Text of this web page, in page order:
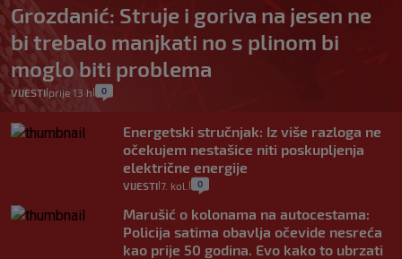
Grozdanić: Struje i goriva na jesen ne
bi trebalo manjkati no s plinom bi
moglo biti problema
VIJESTI| prije 13 h 0
Energetski stručnjak: Iz više razloga ne
očekujem nestašice niti poskupljenja
električne energije
VIJESTI 7. kol. 0
Marušić o kolonama na autocestama:
Policija satima obavlja očevide nesreća
kao prije 50 godina. Evo kako to ubrzati